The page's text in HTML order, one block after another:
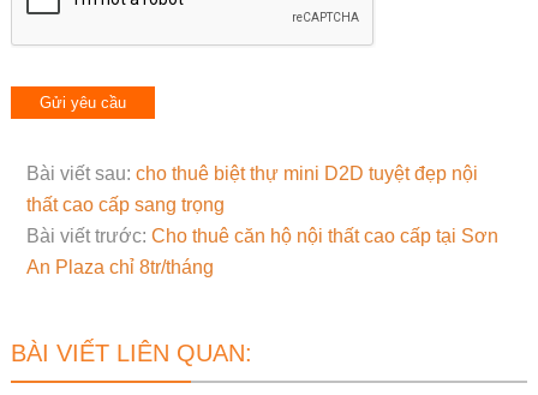
Bài viết sau: cho thuê biệt thự mini D2D tuyệt đẹp nội
thất cao cấp sang trọng
Bài viết trước: Cho thuê căn hộ nội thất cao cấp tại Sơn
An Plaza chỉ 8tr/tháng
BÀI VIẾT LIÊN QUAN: